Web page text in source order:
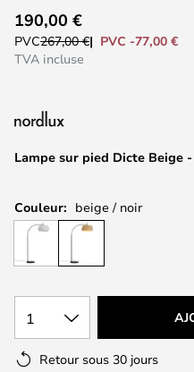
to
the
the
gallery
Lampe sur pied Dicte Beige
190,00 €
PVC267,00 €
PVC -77,00 €
TVA incluse
Couleur: beige / noir
1
Retour sous 30 jours